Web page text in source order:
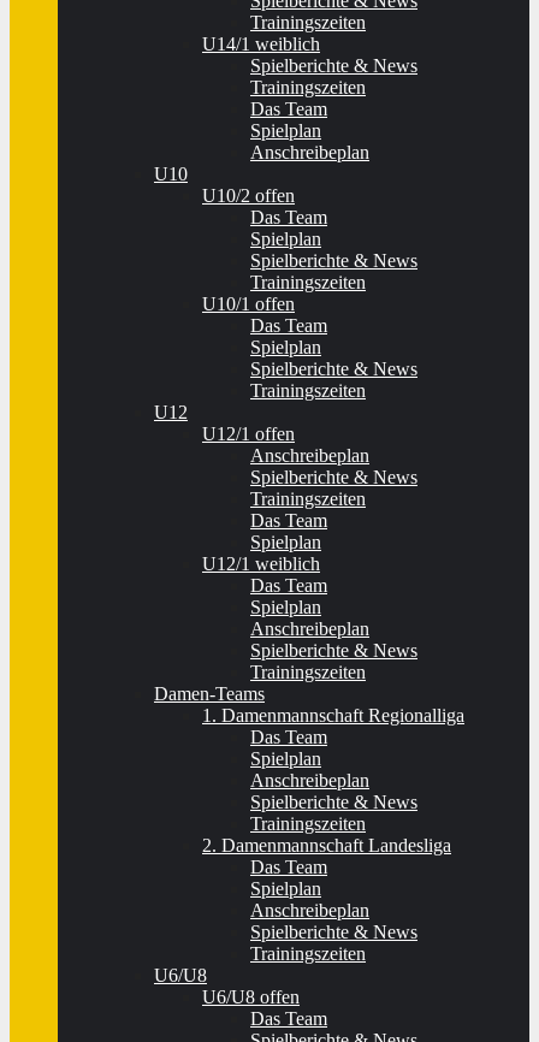
Trainingszeiten
U14/1 weiblich
Spielberichte & News
Trainingszeiten
Das Team
Spielplan
Anschreibeplan
U10
U10/2 offen
Das Team
Spielplan
Spielberichte & News
Trainingszeiten
U10/1 offen
Das Team
Spielplan
Spielberichte & News
Trainingszeiten
U12
U12/1 offen
Anschreibeplan
Spielberichte & News
Trainingszeiten
Das Team
Spielplan
U12/1 weiblich
Das Team
Spielplan
Anschreibeplan
Spielberichte & News
Trainingszeiten
Damen-Teams
1. Damenmannschaft Regionalliga
Das Team
Spielplan
Anschreibeplan
Spielberichte & News
Trainingszeiten
2. Damenmannschaft Landesliga
Das Team
Spielplan
Anschreibeplan
Spielberichte & News
Trainingszeiten
U6/U8
U6/U8 offen
Das Team